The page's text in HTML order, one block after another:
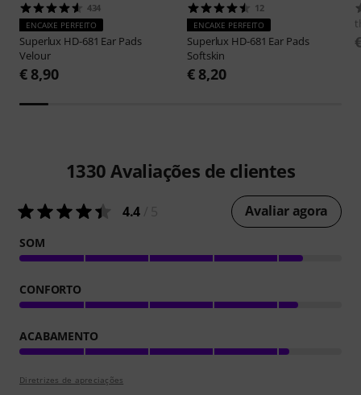
434
ENCAIXE PERFEITO
Superlux HD-681 Ear Pads
Velour
€ 8,90
12
ENCAIXE PERFEITO
Superlux HD-681 Ear Pads
Softskin
€ 8,20
1330 Avaliações de clientes
4.4 Avaliar agora
SOM
CONFORTO
ACABAMENTO
Diretrizes de apreciações